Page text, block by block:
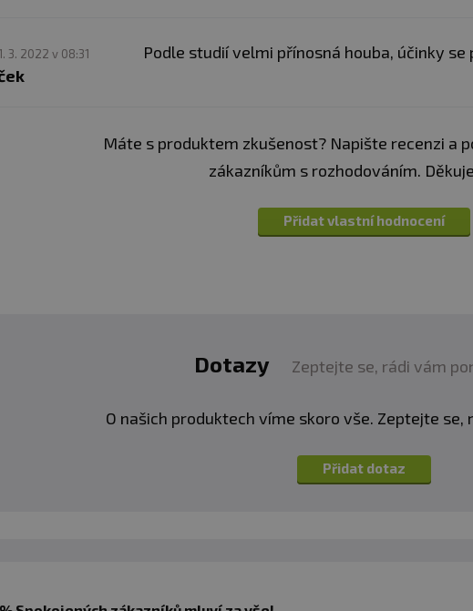
3. 2022 v 08:31 Podle studií velmi přínosná houba, účinky
Máte s produktem zkušenost? Napište recenzi a
zákazníkům s rozhodováním.
Přidat vlastní hodnocení
Dotazy Zeptejte se, rádi vám
O našich produktech víme skoro vše. Zeptejte se,
Přidat dotaz